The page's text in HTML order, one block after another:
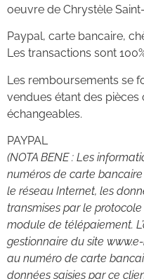
oeuvre de Chrystèle
Paypal, carte bancaire,
Les transactions sont
Les remboursements se
vendues étant des
échangeables.
PAYPAL
(NOTA BENE : Les
numéros de carte
le réseau Internet, les
transmises par le
module de télépaiement.
gestionnaire du site
au numéro de carte
données saisies par ce